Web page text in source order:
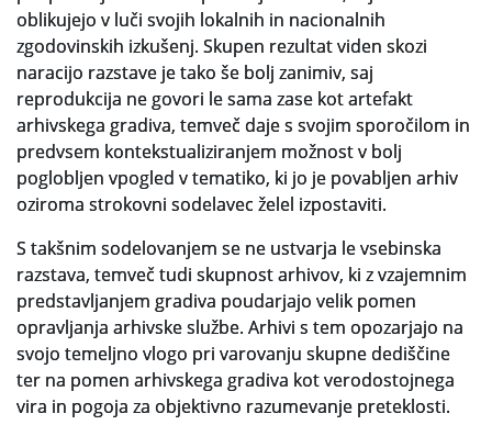
oblikujejo v luči svojih lokalnih in nacionalnih
zgodovinskih izkušenj. Skupen rezultat viden skozi
naracijo razstave je tako še bolj zanimiv, saj
reprodukcija ne govori le sama zase kot artefakt
arhivskega gradiva, temveč daje s svojim sporočilom in
predvsem kontekstualiziranjem možnost v bolj
poglobljen vpogled v tematiko, ki jo je povabljen arhiv
oziroma strokovni sodelavec želel izpostaviti.
S takšnim sodelovanjem se ne ustvarja le vsebinska
razstava, temveč tudi skupnost arhivov, ki z vzajemnim
predstavljanjem gradiva poudarjajo velik pomen
opravljanja arhivske službe. Arhivi s tem opozarjajo na
svojo temeljno vlogo pri varovanju skupne dediščine
ter na pomen arhivskega gradiva kot verodostojnega
vira in pogoja za objektivno razumevanje preteklosti.